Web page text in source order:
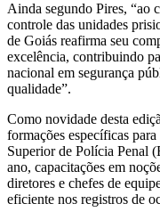
Ainda segundo Pires, “ao
controle das unidades
de Goiás reafirma seu
excelência, contribuindo
nacional em segurança
qualidade”.
Como novidade desta
formações específicas
Superior de Polícia Penal
ano, capacitações em
diretores e chefes de
eficiente nos registros de